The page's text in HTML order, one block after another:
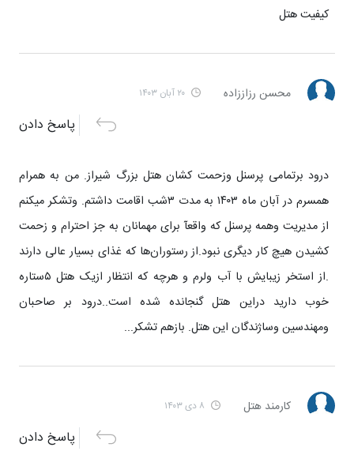
کیفیت هتل
محسن رزاززاده ۲۰ آبان ۱۴۰۳
پاسخ دادن
درود برتمامی پرسنل وزحمت کشان هتل بزرگ شیراز. من به همرام
همسرم در آبان ماه ۱۴۰۳ به مدت ۳شب اقامت داشتم. وتشکر میکنم
از مدیریت وهمه پرسنل که واقعآ برای مهمانان به جز احترام‌ و زحمت
کشیدن هیچ کار دیگری نبود.از رستوران‌ها که غذای بسیار عالی دارند
.از استخر زیبایش با آب ولرم و هرچه که انتظار ازیک هتل ۵ستاره
خوب دارید دراین هتل گنجانده شده است..درود بر صاحبان
ومهندسین وساژندگان این هتل. بازهم تشکر...
کارمند هتل ۸ دی ۱۴۰۳
پاسخ دادن